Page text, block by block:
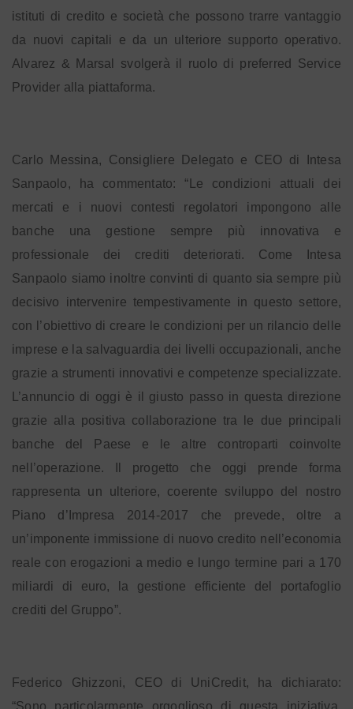
istituti di credito e società che possono trarre vantaggio
da nuovi capitali e da un ulteriore supporto operativo.
Alvarez & Marsal svolgerà il ruolo di preferred Service
Provider alla piattaforma.
Carlo Messina, Consigliere Delegato e CEO di Intesa
Sanpaolo, ha commentato: “Le condizioni attuali dei
mercati e i nuovi contesti regolatori impongono alle
banche una gestione sempre più innovativa e
professionale dei crediti deteriorati. Come Intesa
Sanpaolo siamo inoltre convinti di quanto sia sempre più
decisivo intervenire tempestivamente in questo settore,
con l’obiettivo di creare le condizioni per un rilancio delle
imprese e la salvaguardia dei livelli occupazionali, anche
grazie a strumenti innovativi e competenze specializzate.
L’annuncio di oggi è il giusto passo in questa direzione
grazie alla positiva collaborazione tra le due principali
banche del Paese e le altre controparti coinvolte
nell’operazione. Il progetto che oggi prende forma
rappresenta un ulteriore, coerente sviluppo del nostro
Piano d’Impresa 2014-2017 che prevede, oltre a
un’imponente immissione di nuovo credito nell’economia
reale con erogazioni a medio e lungo termine pari a 170
miliardi di euro, la gestione efficiente del portafoglio
crediti del Gruppo”.
Federico Ghizzoni, CEO di UniCredit, ha dichiarato:
“Sono particolarmente orgoglioso di questa iniziativa,